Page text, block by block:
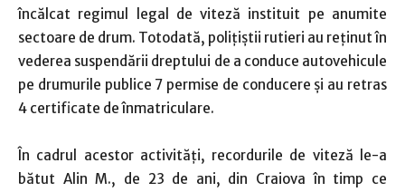
încălcat regimul legal de viteză instituit pe anumite
sectoare de drum. Totodată, poliţiştii rutieri au reţinut în
vederea suspendării dreptului de a conduce autovehicule
pe drumurile publice 7 permise de conducere şi au retras
4 certificate de înmatriculare.
În cadrul acestor activităţi, recordurile de viteză le-a
bătut Alin M., de 23 de ani, din Craiova în timp ce